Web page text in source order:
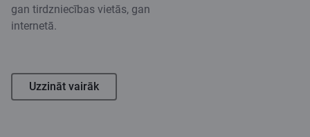
gan tirdzniecības vietās, gan
internetā.
Uzzināt vairāk